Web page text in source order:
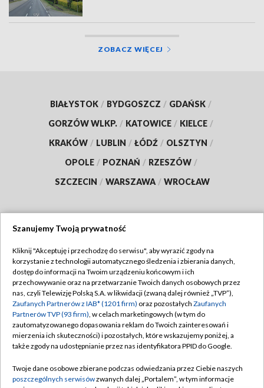
ZOBACZ WIĘCEJ
BIAŁYSTOK / BYDGOSZCZ / GDAŃSK /
GORZÓW WLKP. / KATOWICE / KIELCE /
KRAKÓW / LUBLIN / ŁÓDŹ / OLSZTYN /
OPOLE / POZNAŃ / RZESZÓW /
SZCZECIN / WARSZAWA / WROCŁAW
TVP
Abonament TVP
Emisja w TVP
Centrum informacji TVP
Naziemna Telewizja Cyfrowa
Rada Programowa
Regulamin TVP
Polityka prywatności
Moje zgody
Pomoc
Kontakt
Szanujemy Twoją prywatność
Kliknij "Akceptuję i przechodzę do serwisu", aby wyrazić zgody na
korzystanie z technologii automatycznego śledzenia i zbierania danych,
dostęp do informacji na Twoim urządzeniu końcowym i ich
przechowywanie oraz na przetwarzanie Twoich danych osobowych przez
nas, czyli Telewizję Polską S.A. w likwidacji (zwaną dalej również „TVP”),
Zaufanych Partnerów z IAB* (1201 firm) oraz pozostałych Zaufanych
Partnerów TVP (93 firm), w celach marketingowych (w tym do
zautomatyzowanego dopasowania reklam do Twoich zainteresowań i
mierzenia ich skuteczności) i pozostałych, które wskazujemy poniżej, a
także zgody na udostępnianie przez nas identyfikatora PPID do Google.
Twoje dane osobowe zbierane podczas odwiedzania przez Ciebie naszych
poszczególnych serwisówzwanych dalej „Portalem”, w tym informacje